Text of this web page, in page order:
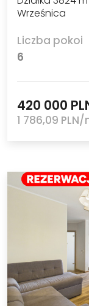
Wrześnica
Liczba pokoi
6
420 000
1 786,09 PLN/